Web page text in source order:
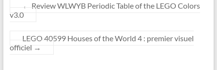
←
Review WLWYB Periodic Table of the LEGO Colors
v3.0
LEGO 40599 Houses of the World 4 : premier visuel
officiel →